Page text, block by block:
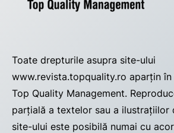
Toate drepturile asupra site-ului
www.revista.topquality.ro aparțin
Top Quality Management.
parțială a textelor sau a ilustrațiilor
site-ului este posibilă numai cu